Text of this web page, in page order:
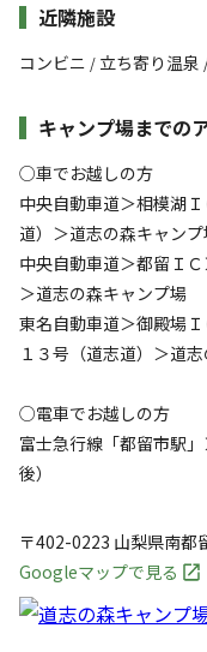
近隣施設
コンビニ / 立ち寄り温泉
キャンプ場までの
○車でお越しの方
中央自動車道＞相模湖
道）＞道志の森キャンプ
中央自動車道＞都留Ｉ
＞道志の森キャンプ場
東名自動車道＞御殿場
１３号（道志道）＞道
○電車でお越しの方
富士急行線「都留市駅
後）
〒402-0223 山梨県南都
Googleマップで見る